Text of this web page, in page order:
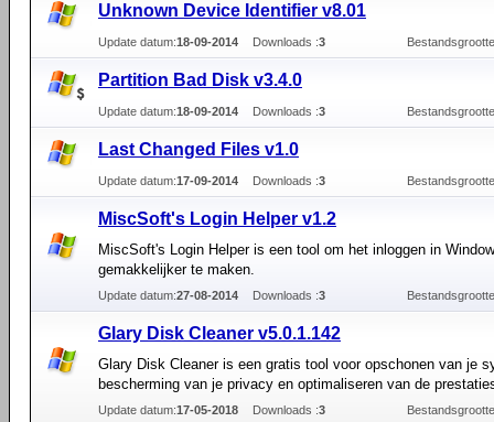
Unknown Device Identifier v8.01
Update datum:18-09-2014 Downloads :3
Partition Bad Disk v3.4.0
Update datum:18-09-2014 Downloads :3
Last Changed Files v1.0
Update datum:17-09-2014 Downloads :3
MiscSoft's Login Helper v1.2
MiscSoft's Login Helper is een tool om het inloggen in
gemakkelijker te maken.
Update datum:27-08-2014 Downloads :3
Glary Disk Cleaner v5.0.1.142
Glary Disk Cleaner is een gratis tool voor opschonen van je
bescherming van je privacy en optimaliseren van de
Update datum:17-05-2018 Downloads :3